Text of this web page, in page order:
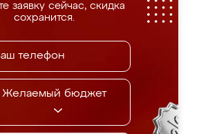
заявку сейчас, скидка
сохранится.
Желаемый бюджет